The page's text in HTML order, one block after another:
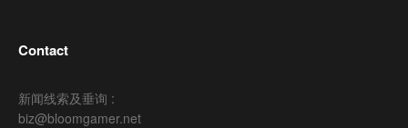
Contact
新闻线索及垂询 :
biz@bloomgamer.net